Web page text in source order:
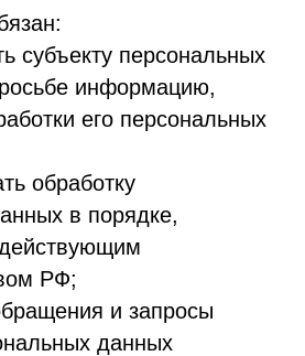
субъекту персональных
информацию,
его персональных
обработку
в порядке,
РФ;
и запросы
данных